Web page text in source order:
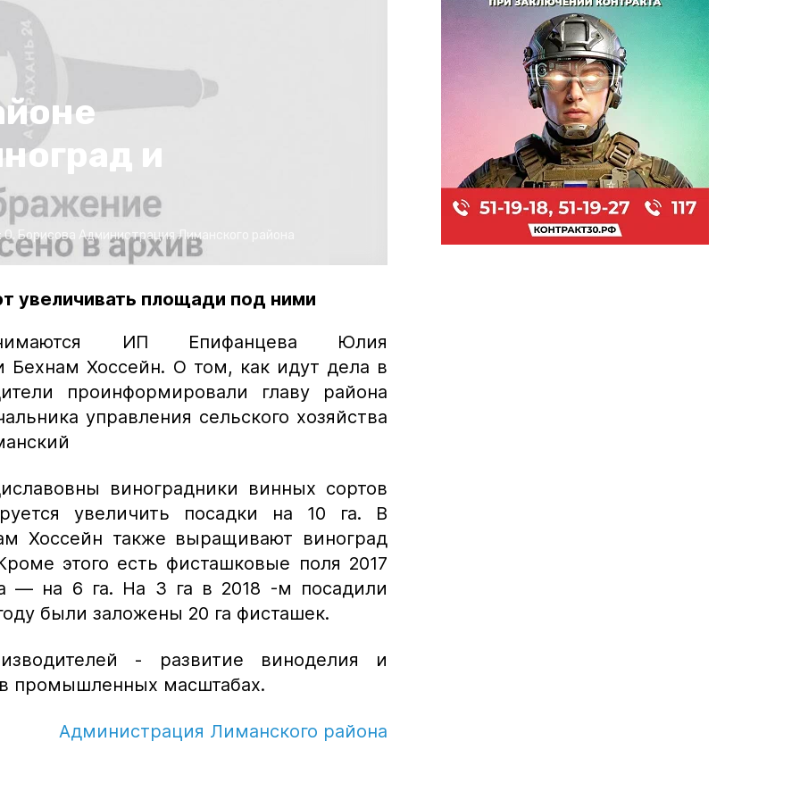
и
О. Борисова Администрация Лиманского района
увеличивать площади под ними
ИП Епифанцева Юлия
Бехнам Хоссейн. О том, как идут дела в
проинформировали главу района
управления сельского хозяйства
виноградники винных сортов
увеличить посадки на 10 га. В
Хоссейн также выращивают виноград
этого есть фисташковые поля 2017
— на 6 га. На 3 га в 2018 -м посадили
были заложены 20 га фисташек.
- развитие виноделия и
промышленных масштабах.
Администрация Лиманского района